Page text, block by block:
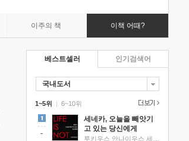
이주의 책 이책 어때?
베스트셀러
국내도서
1~5위 |
세네카, 오늘을 빼앗기
고 있는 당신에게
6~10위
인기검색어